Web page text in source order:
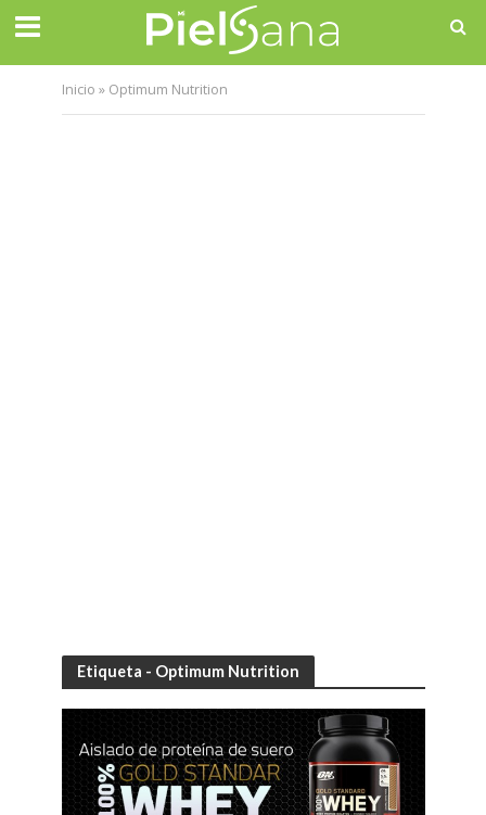
Inicio » Optimum Nutrition
Etiqueta - Optimum Nutrition